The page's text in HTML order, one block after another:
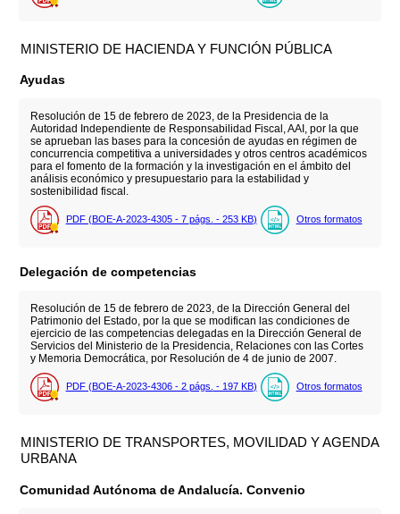
MINISTERIO DE HACIENDA Y FUNCIÓN PÚBLICA
Ayudas
Resolución de 15 de febrero de 2023, de la Presidencia de la
Autoridad Independiente de Responsabilidad Fiscal, AAI, por la que
se aprueban las bases para la concesión de ayudas en régimen de
concurrencia competitiva a universidades y otros centros académicos
para el fomento de la formación y la investigación en el ámbito del
análisis económico y presupuestario para la estabilidad y
sostenibilidad fiscal.
PDF (BOE-A-2023-4305 - 7 págs. - 253 KB) Otros formatos
Delegación de competencias
Resolución de 15 de febrero de 2023, de la Dirección General del
Patrimonio del Estado, por la que se modifican las condiciones de
ejercicio de las competencias delegadas en la Dirección General de
Servicios del Ministerio de la Presidencia, Relaciones con las Cortes
y Memoria Democrática, por Resolución de 4 de junio de 2007.
PDF (BOE-A-2023-4306 - 2 págs. - 197 KB) Otros formatos
MINISTERIO DE TRANSPORTES, MOVILIDAD Y AGENDA
URBANA
Comunidad Autónoma de Andalucía. Convenio